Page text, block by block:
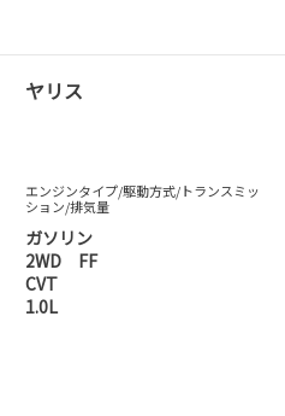
ヤリス
エンジンタイプ/駆動方式/トランスミッ
ション/排気量
ガソリン
2WD FF
CVT
1.0L